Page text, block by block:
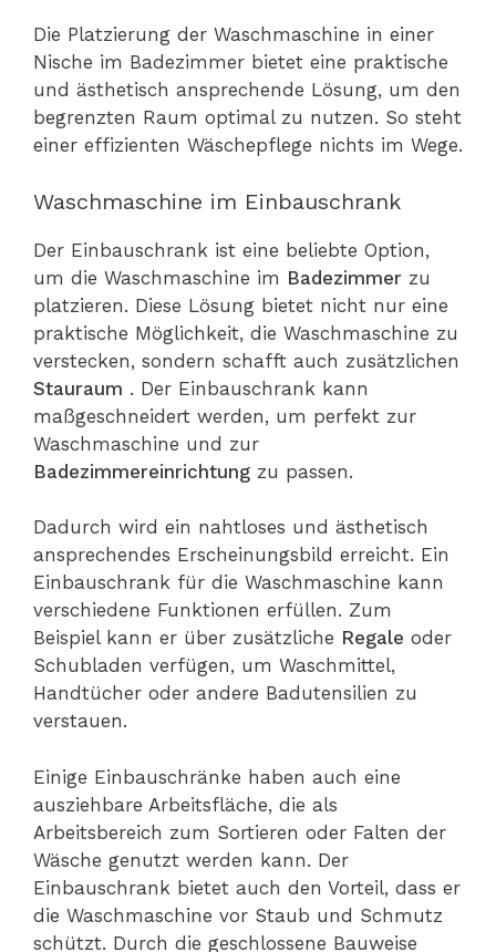
Die Platzierung der Waschmaschine in einer
Nische im Badezimmer bietet eine praktische
und ästhetisch ansprechende Lösung, um den
begrenzten Raum optimal zu nutzen. So steht
einer effizienten Wäschepflege nichts im Wege.
Waschmaschine im Einbauschrank
Der Einbauschrank ist eine beliebte Option,
um die Waschmaschine im Badezimmer zu
platzieren. Diese Lösung bietet nicht nur eine
praktische Möglichkeit, die Waschmaschine zu
verstecken, sondern schafft auch zusätzlichen
Stauraum . Der Einbauschrank kann
maßgeschneidert werden, um perfekt zur
Waschmaschine und zur
Badezimmereinrichtung zu passen.
Dadurch wird ein nahtloses und ästhetisch
ansprechendes Erscheinungsbild erreicht. Ein
Einbauschrank für die Waschmaschine kann
verschiedene Funktionen erfüllen. Zum
Beispiel kann er über zusätzliche Regale oder
Schubladen verfügen, um Waschmittel,
Handtücher oder andere Badutensilien zu
verstauen.
Einige Einbauschränke haben auch eine
ausziehbare Arbeitsfläche, die als
Arbeitsbereich zum Sortieren oder Falten der
Wäsche genutzt werden kann. Der
Einbauschrank bietet auch den Vorteil, dass er
die Waschmaschine vor Staub und Schmutz
schützt. Durch die geschlossene Bauweise